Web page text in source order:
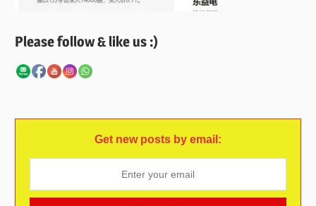
Please follow & like us :)
Get new posts by email: